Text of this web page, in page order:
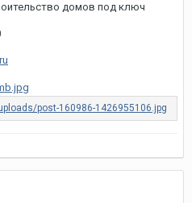
домов под ключ